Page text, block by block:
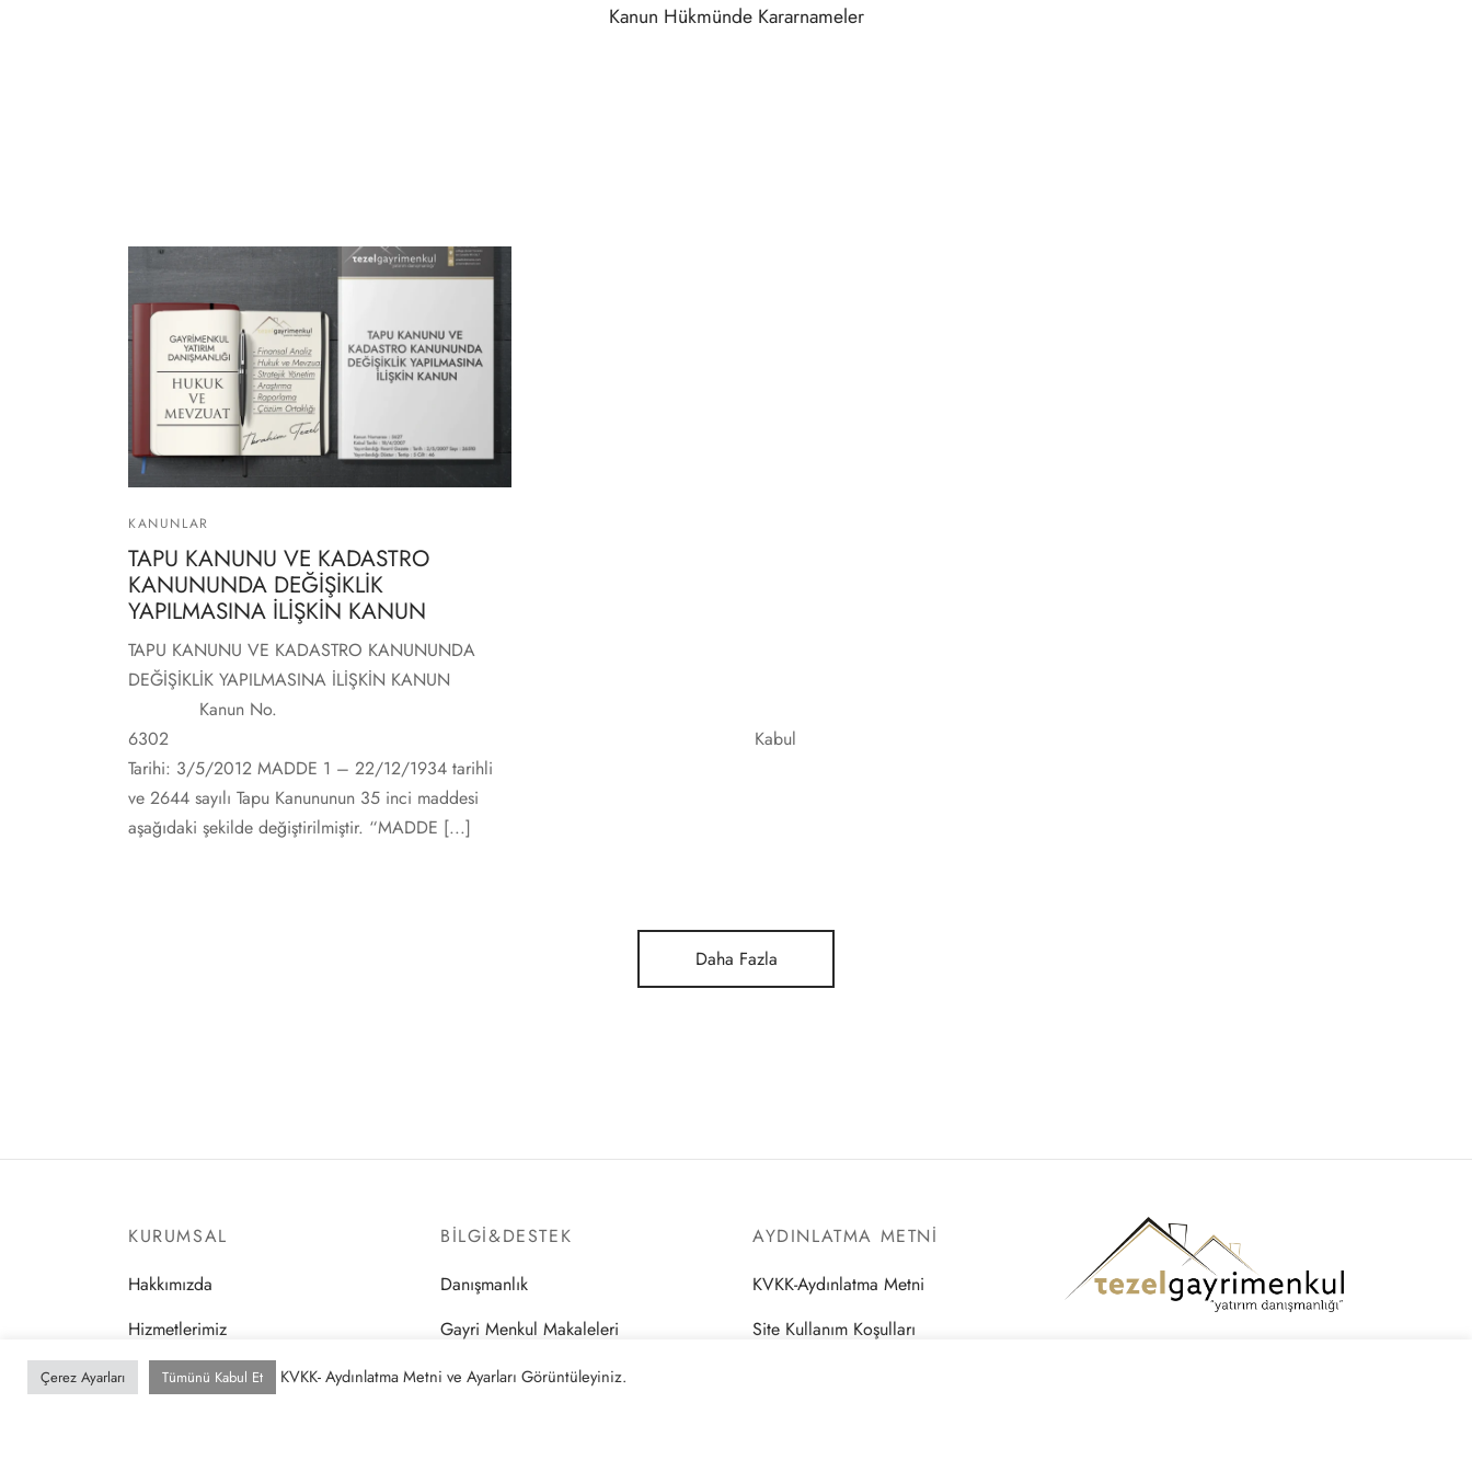
Kanun Hükmünde Kararnameler
KANUNLAR
TAPU KANUNU VE KADASTRO
KANUNUNDA DEĞİŞİKLİK
YAPILMASINA İLİŞKİN KANUN
TAPU KANUNU VE KADASTRO KANUNUNDA
DEĞİŞİKLİK YAPILMASINA İLİŞKİN KANUN
Kanun No.
6302 Kabul
Tarihi: 3/5/2012 MADDE 1 – 22/12/1934 tarihli
ve 2644 sayılı Tapu Kanununun 35 inci maddesi
aşağıdaki şekilde değiştirilmiştir. “MADDE [...]
Daha Fazla
KURUMSAL
Hakkımızda
Hizmetlerimiz
Referanslarımız
BILGI&DESTEK
Danışmanlık
Gayri Menkul Makaleleri
Hukuk ve Mevzuat
AYDINLATMA METNI
KVKK-Aydınlatma Metni
Site Kullanım Koşulları
Çerez Ayarları Tümünü Kabul Et KVKK- Aydınlatma Metni ve Ayarları Görüntüleyiniz.